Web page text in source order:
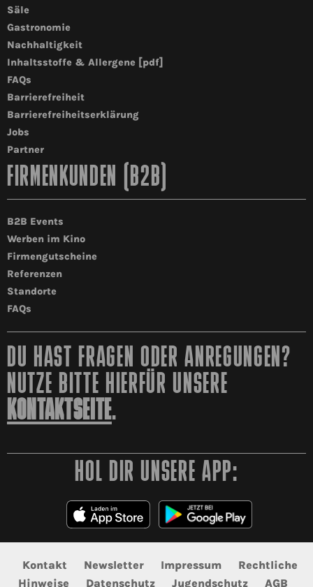
Säle
Gastronomie
Nachhaltigkeit
Inhaltsstoffe & Allergene [pdf]
FAQs
Barrierefreiheit
Barrierefreiheitserklärung
Jobs
Partner
FIRMENKUNDEN (B2B)
B2B Events
Werben im Kino
Firmengutscheine
Referenzen
Standorte
FAQs
DU HAST FRAGEN ODER ANREGUNGEN?
NUTZE BITTE HIERFÜR UNSERE
KONTAKTSEITE.
HOL DIR UNSERE APP:
Kontakt Newsletter Impressum
Rechtliche
Hinweise
Datenschutz Jugendschutz AGB